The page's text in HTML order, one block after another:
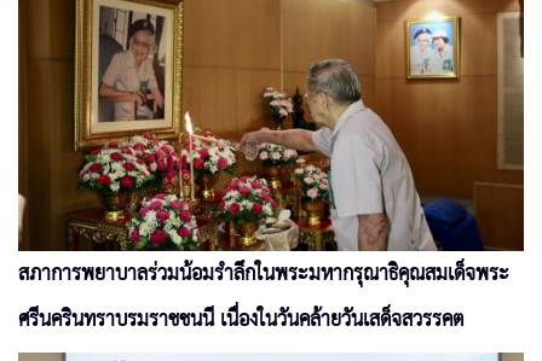
สภาการพยาบาลร่วมน้อมรำลึกในพระมหากรุณาธิคุณสมเด็จพระ
ศรีนครินทราบรมราชชนนี เนื่องในวันคล้ายวันเสด็จสวรรคต